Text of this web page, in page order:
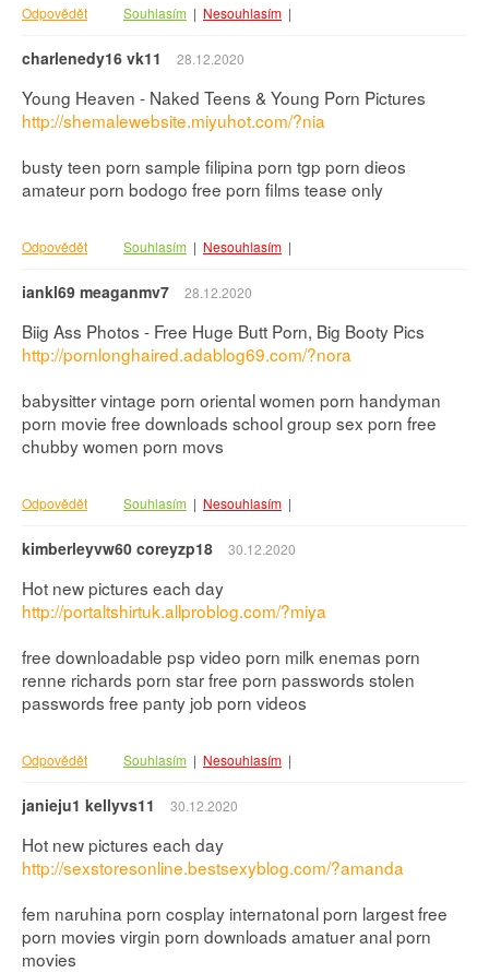
Odpovědět Souhlasím | Nesouhlasím |
charlenedy16 vk11 28.12.2020
Young Heaven - Naked Teens & Young Porn Pictures
http://shemalewebsite.miyuhot.com/?nia
busty teen porn sample filipina porn tgp porn dieos
amateur porn bodogo free porn films tease only
Odpovědět Souhlasím | Nesouhlasím |
iankl69 meaganmv7 28.12.2020
Biig Ass Photos - Free Huge Butt Porn, Big Booty Pics
http://pornlonghaired.adablog69.com/?nora
babysitter vintage porn oriental women porn handyman
porn movie free downloads school group sex porn free
chubby women porn movs
Odpovědět Souhlasím | Nesouhlasím |
kimberleyvw60 coreyzp18 30.12.2020
Hot new pictures each day
http://portaltshirtuk.allproblog.com/?miya
free downloadable psp video porn milk enemas porn
renne richards porn star free porn passwords stolen
passwords free panty job porn videos
Odpovědět Souhlasím | Nesouhlasím |
janieju1 kellyvs11 30.12.2020
Hot new pictures each day
http://sexstoresonline.bestsexyblog.com/?amanda
fem naruhina porn cosplay internatonal porn largest free
porn movies virgin porn downloads amatuer anal porn
movies